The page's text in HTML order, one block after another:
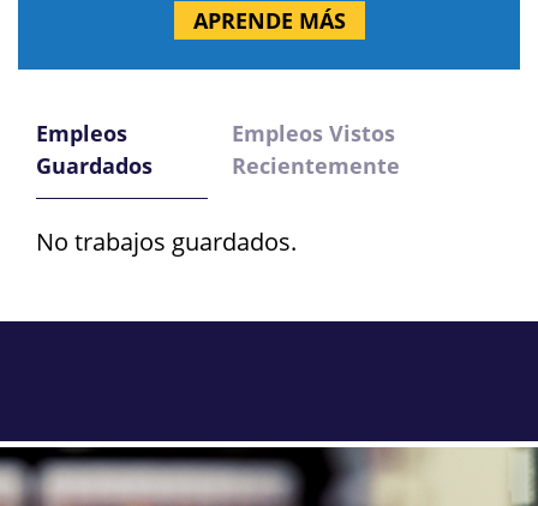
APRENDE MÁS
Empleos
Guardados
Empleos Vistos
Recientemente
No trabajos guardados.